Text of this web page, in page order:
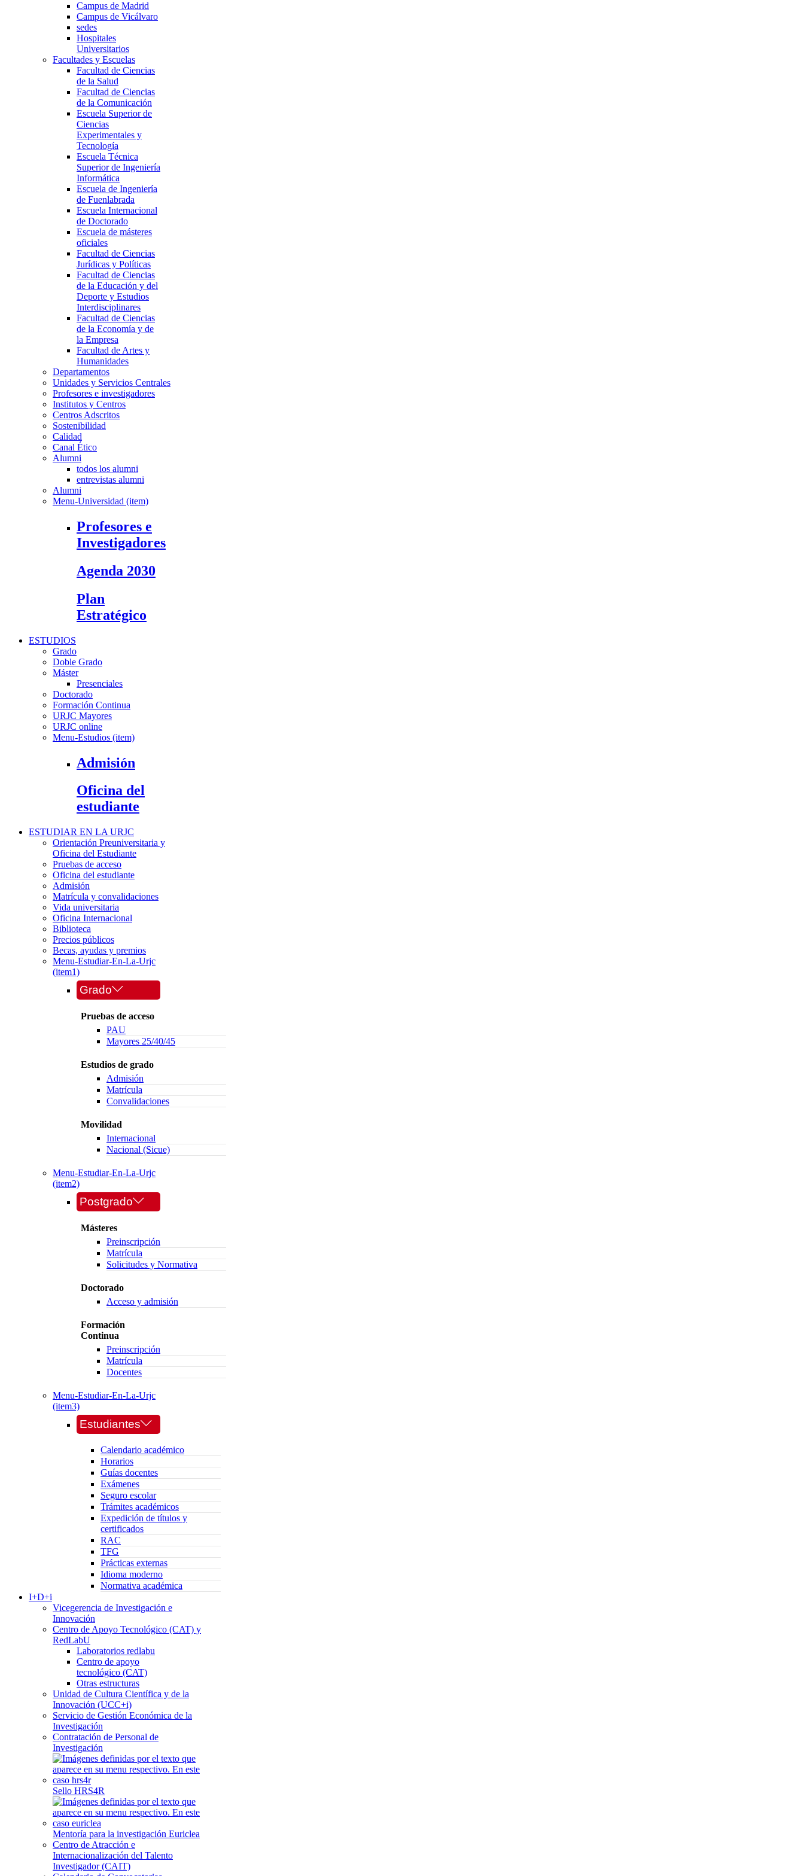
Campus de Madrid
Campus de Vicálvaro
sedes
Hospitales
Universitarios
Facultades y Escuelas
Facultad de Ciencias
de la Salud
Facultad de Ciencias
de la Comunicación
Escuela Superior de
Ciencias
Experimentales y
Tecnología
Escuela Técnica
Superior de Ingeniería
Informática
Escuela de Ingeniería
de Fuenlabrada
Escuela Internacional
de Doctorado
Escuela de másteres
oficiales
Facultad de Ciencias
Jurídicas y Políticas
Facultad de Ciencias
de la Educación y del
Deporte y Estudios
Interdisciplinares
Facultad de Ciencias
de la Economía y de
la Empresa
Facultad de Artes y
Humanidades
Departamentos
Unidades y Servicios Centrales
Profesores e investigadores
Institutos y Centros
Centros Adscritos
Sostenibilidad
Calidad
Canal Ético
Alumni
todos los alumni
entrevistas alumni
Alumni
Menu-Universidad (item)
Profesores e
Investigadores
Agenda 2030
Plan
Estratégico
ESTUDIOS
Grado
Doble Grado
Máster
Presenciales
Doctorado
Formación Continua
URJC Mayores
URJC online
Menu-Estudios (item)
Admisión
Oficina del
estudiante
ESTUDIAR EN LA URJC
Orientación Preuniversitaria y
Oficina del Estudiante
Pruebas de acceso
Oficina del estudiante
Admisión
Matrícula y convalidaciones
Vida universitaria
Oficina Internacional
Biblioteca
Precios públicos
Becas, ayudas y premios
Menu-Estudiar-En-La-Urjc
(item1)
Grado
Pruebas de acceso
PAU
Mayores 25/40/45
Estudios de grado
Admisión
Matrícula
Convalidaciones
Movilidad
Internacional
Nacional (Sicue)
Menu-Estudiar-En-La-Urjc
(item2)
Postgrado
Másteres
Preinscripción
Matrícula
Solicitudes y Normativa
Doctorado
Acceso y admisión
Formación
Continua
Preinscripción
Matrícula
Docentes
Menu-Estudiar-En-La-Urjc
(item3)
Estudiantes
Calendario académico
Horarios
Guías docentes
Exámenes
Seguro escolar
Trámites académicos
Expedición de títulos y
certificados
RAC
TFG
Prácticas externas
Idioma moderno
Normativa académica
I+D+i
Vicegerencia de Investigación e
Innovación
Centro de Apoyo Tecnológico (CAT) y
RedLabU
Laboratorios redlabu
Centro de apoyo
tecnológico (CAT)
Otras estructuras
Unidad de Cultura Científica y de la
Innovación (UCC+i)
Servicio de Gestión Económica de la
Investigación
Contratación de Personal de
Investigación
Sello HRS4R
Mentoría para la investigación Euriclea
Centro de Atracción e
Internacionalización del Talento
Investigador (CAIT)